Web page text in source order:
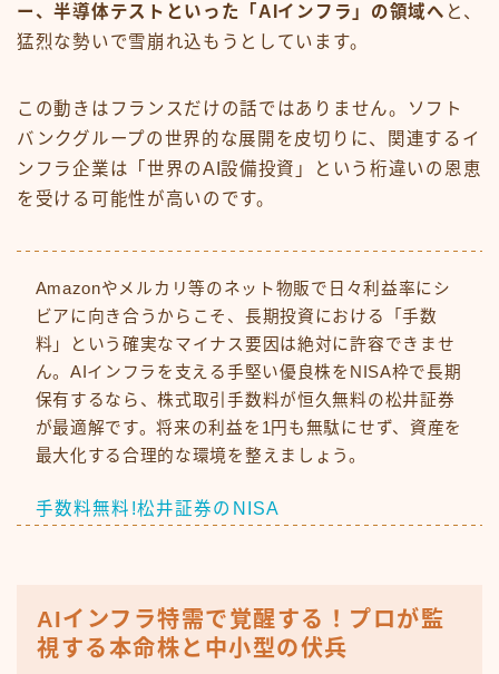
ー、半導体テストといった「AIインフラ」の領域へ と、
猛烈な勢いで雪崩れ込もうとしています。
この動きはフランスだけの話ではありません。ソフト
バンクグループの世界的な展開を皮切りに、関連するイ
ンフラ企業は「世界のAI設備投資」という桁違いの恩恵
を受ける可能性が高いのです。
Amazonやメルカリ等のネット物販で日々利益率にシ
ビアに向き合うからこそ、長期投資における「手数
料」という確実なマイナス要因は絶対に許容できませ
ん。AIインフラを支える手堅い優良株をNISA枠で長期
保有するなら、株式取引手数料が恒久無料の松井証券
が最適解です。将来の利益を1円も無駄にせず、資産を
最大化する合理的な環境を整えましょう。
手数料無料!松井証券のNISA
AIインフラ特需で覚醒する！プロが監
視する本命株と中小型の伏兵